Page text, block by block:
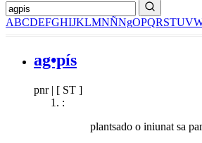
ABCDEFGHIJKLMNÑNgOPQRSTUV
ag•pís
pnr | [ ST ]
:
plantsado o iniunat sa